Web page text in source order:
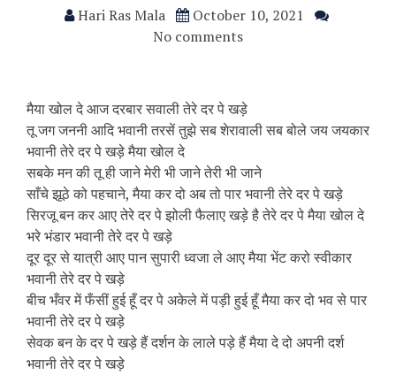
Hari Ras Mala
October 10, 2021
No comments
मैया खोल दे आज दरबार सवाली तेरे दर पे खड़े
तू जग जननी आदि भवानी तरसें तुझे सब शेरावाली सब बोले जय जयकार
भवानी तेरे दर पे खड़े मैया खोल दे
सबके मन की तू ही जाने मेरी भी जाने तेरी भी जाने
साँचे झूठे को पहचाने, मैया कर दो अब तो पार भवानी तेरे दर पे खड़े
सिरजू बन कर आए तेरे दर पे झोली फैलाए खड़े है तेरे दर पे मैया खोल दे
भरे भंडार भवानी तेरे दर पे खड़े
दूर दूर से यात्री आए पान सुपारी ध्वजा ले आए मैया भेंट करो स्वीकार
भवानी तेरे दर पे खड़े
बीच भँवर में फँसीं हुई हूँ दर पे अकेले में पड़ी हुई हूँ मैया कर दो भव से पार
भवानी तेरे दर पे खड़े
सेवक बन के दर पे खड़े हैं दर्शन के लाले पड़े हैं मैया दे दो अपनी दर्श
भवानी तेरे दर पे खड़े